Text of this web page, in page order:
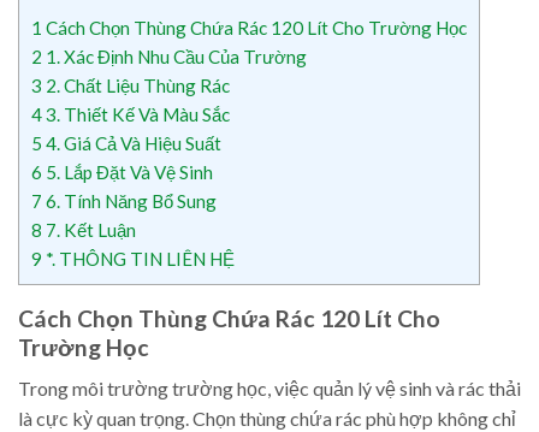
1 Cách Chọn Thùng Chứa Rác 120 Lít Cho Trường Học
2 1. Xác Định Nhu Cầu Của Trường
3 2. Chất Liệu Thùng Rác
43. Thiết Kế Và Màu Sắc
5 4. Giá Cả Và Hiệu Suất
6 5. Lắp Đặt Và Vệ Sinh
7 6. Tính Năng Bổ Sung
8 7. Kết Luận
9 *. THÔNG TIN LIÊN HỆ
Cách Chọn Thùng Chứa Rác 120 Lít Cho
Trường Học
Trong môi trường trường học, việc quản lý vệ sinh và rác thải
là cực kỳ quan trọng. Chọn thùng chứa rác phù hợp không chỉ